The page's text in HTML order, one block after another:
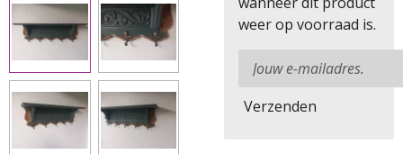
weer op voorraad is.
Verzenden